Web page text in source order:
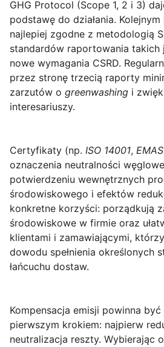
GHG Protocol (Scope 1, 2 i 3)
podstawę do działania.
najlepiej zgodne z metodologią
standardów raportowania takich
nowe wymagania CSRD.
przez stronę trzecią raporty
zarzutów o greenwashing i
interesariuszy.
Certyfikaty (np. ISO 14001, EMAS
oznaczenia neutralności
potwierdzeniu wewnętrznych
środowiskowego i efektów
konkretne korzyści: porządkują
środowiskowe w firmie oraz
klientami i zamawiającymi,
dowodu spełnienia określonych
łańcuchu dostaw.
Kompensacja emisji powinna
pierwszym krokiem: najpierw
neutralizacja reszty. Wybierając